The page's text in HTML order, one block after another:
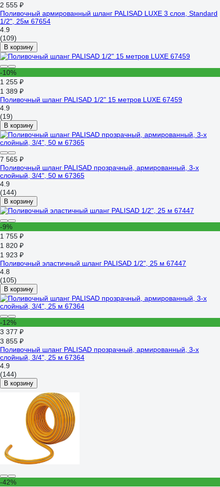
2 555 ₽
Поливочный армированный шланг PALISAD LUXE 3 слоя, Standard
1/2", 25м 67654
4.9
(109)
В корзину
-10%
1 255 ₽
1 389 ₽
Поливочный шланг PALISAD 1/2" 15 метров LUXE 67459
4.9
(19)
В корзину
7 565 ₽
Поливочный шланг PALISAD прозрачный, армированный, 3-х
слойный, 3/4", 50 м 67365
4.9
(144)
В корзину
-9%
1 755 ₽
1 820 ₽
1 923 ₽
Поливочный эластичный шланг PALISAD 1/2", 25 м 67447
4.8
(105)
В корзину
-12%
3 377 ₽
3 855 ₽
Поливочный шланг PALISAD прозрачный, армированный, 3-х
слойный, 3/4", 25 м 67364
4.9
(144)
В корзину
-42%